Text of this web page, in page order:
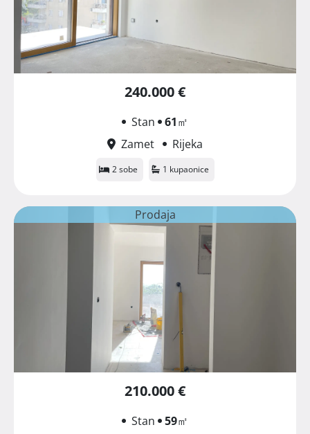
240.000 €
Stan 61㎡
Zamet
Rijeka
2 sobe 1 kupaonice
Prodaja
210.000 €
Stan 59㎡